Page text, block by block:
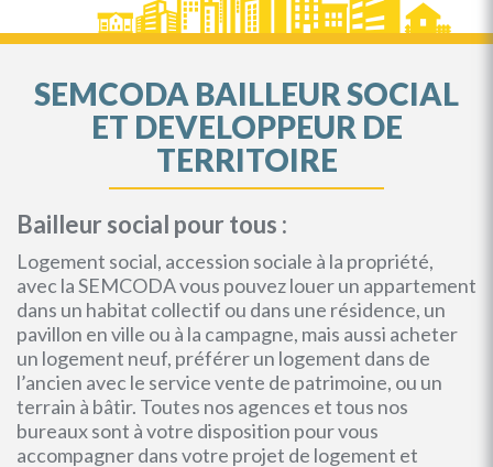
SEMCODA BAILLEUR SOCIAL
ET DEVELOPPEUR DE
TERRITOIRE
Bailleur social pour tous :
Logement social, accession sociale à la propriété,
avec la SEMCODA vous pouvez louer un appartement
dans un habitat collectif ou dans une résidence, un
pavillon en ville ou à la campagne, mais aussi acheter
un logement neuf, préférer un logement dans de
l’ancien avec le service vente de patrimoine, ou un
terrain à bâtir. Toutes nos agences et tous nos
bureaux sont à votre disposition pour vous
accompagner dans votre projet de logement et